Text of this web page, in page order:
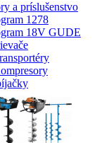
a príslušenstvo
1278
18V GUDE